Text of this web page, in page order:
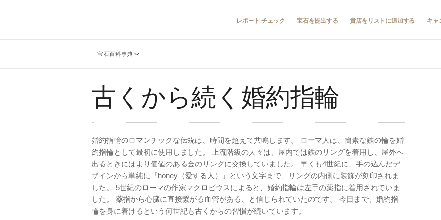
レポート チェック 宝石を提出する 貴店をリストに追加する キャ
宝石百科事典
古くから続く婚約指輪
婚約指輪のロマンチックな伝統は、時間を超えて共鳴します。 ローマ人は、簡素な鉄の輪を婚
約指輪として最初に使用しました。 上流階級の人々は、屋内では鉄のリングを着用し、屋外へ
出るときにはより価値のある金のリングに交換していました。 早くも4世紀に、手の込んだデ
ザインから単純に「honey（愛する人）」という文字まで、リングの内側に装飾が刻印されま
した。 5世紀のローマの作家マクロビウスによると、婚約指輪は左手の薬指に着用されていま
した。 薬指から心臓に直接繋がる血管がある、と信じられていたのです。 今日まで、婚約指
輪を身に着けるという何世紀も古くからの習慣が続いています。